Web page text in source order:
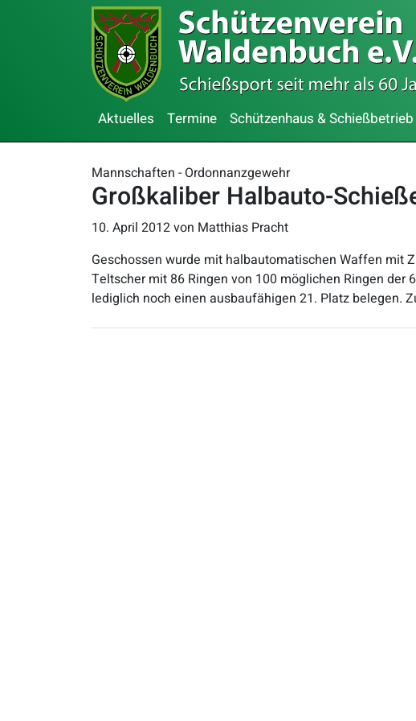
Aktuelles Termine Schützenhaus & Schießbetrieb
Mannschaften - Ordonnanzgewehr
Großkaliber Halbauto-
10. April 2012von Matthias Pracht
Geschossen wurde mit halbautomatischen Waffen mit
Teltscher mit 86 Ringen von 100 möglichen Ringen der
lediglich noch einen ausbaufähigen 21. Platz belegen.